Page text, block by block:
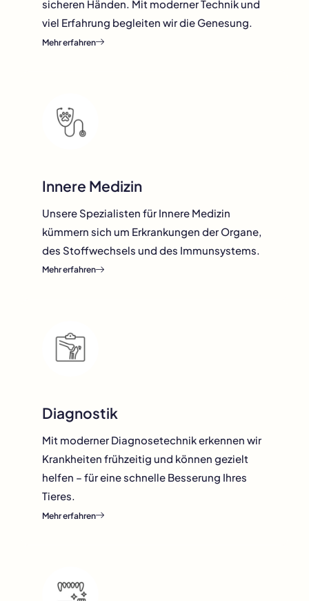
sicheren Händen. Mit moderner Technik und
viel Erfahrung begleiten wir die Genesung.
Mehr erfahren
Innere Medizin
Unsere Spezialisten für Innere Medizin
kümmern sich um Erkrankungen der Organe,
des Stoffwechsels und des Immunsystems.
Mehr erfahren
Diagnostik
Mit moderner Diagnosetechnik erkennen wir
Krankheiten frühzeitig und können gezielt
helfen – für eine schnelle Besserung Ihres
Tieres.
Mehr erfahren